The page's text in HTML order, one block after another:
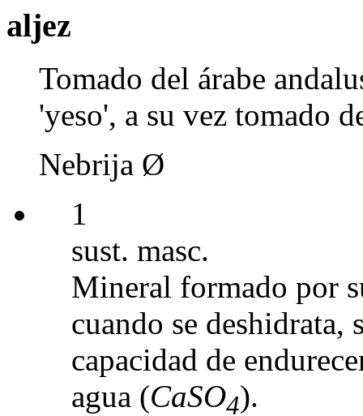
aljez
Tomado del árabe
'yeso', a su vez tomado
Nebrija Ø
1
sust. masc.
Mineral formado por
cuando se deshidrata,
capacidad de
agua (CaSO4).